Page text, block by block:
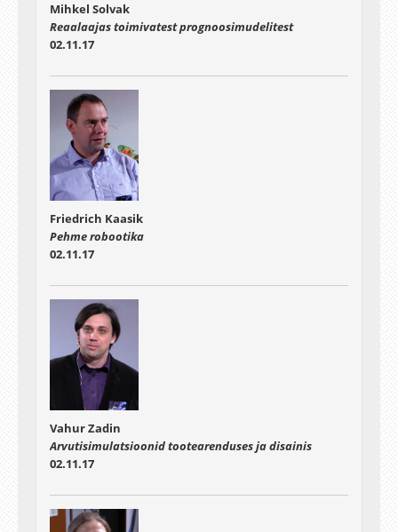
Mihkel Solvak
Reaalaajas toimivatest prognoosimudelitest
02.11.17
Friedrich Kaasik
Pehme robootika
02.11.17
Vahur Zadin
Arvutisimulatsioonid tootearenduses ja disainis
02.11.17